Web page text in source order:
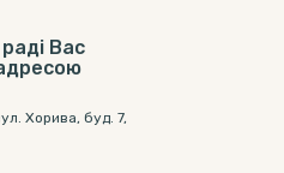
Вас
Хорива, буд. 7,